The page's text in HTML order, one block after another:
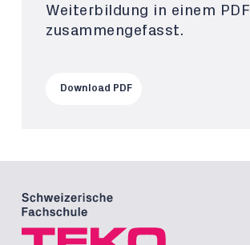
Weiterbildung in einem PDF
zusammengefasst.
Download PDF